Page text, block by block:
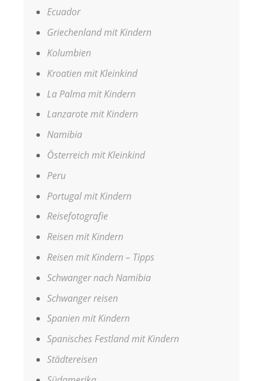
Ecuador
Griechenland mit Kindern
Kolumbien
Kroatien mit Kleinkind
La Palma mit Kindern
Lanzarote mit Kindern
Namibia
Österreich mit Kleinkind
Peru
Portugal mit Kindern
Reisefotografie
Reisen mit Kindern
Reisen mit Kindern – Tipps
Schwanger nach Namibia
Schwanger reisen
Spanien mit Kindern
Spanisches Festland mit Kindern
Städtereisen